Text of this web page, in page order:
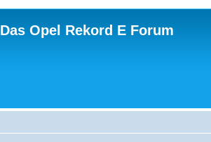
Das Opel Rekord E Forum